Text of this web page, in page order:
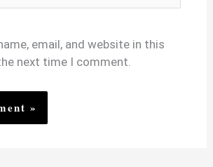
email, and website in this
next time I comment.